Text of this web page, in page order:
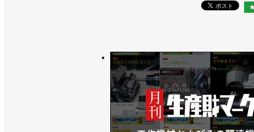
>>ロボットアイデア甲子園、岐阜高専の鳥本さ
>>過去最多の48社が出展、名古屋で商品説明
>>７月下旬にウインクあいちで「ロボットFA
システムインテグレータ協会
>>SIer’s Dayが初の和歌山開催／日本ロボット
★